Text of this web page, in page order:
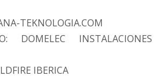
TEKNOLOGIA.COM
DOMELEC INSTALACIONES
IBERICA